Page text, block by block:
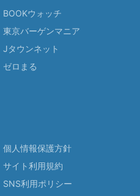
BOOKウォッチ
東京バーゲンマニア
Jタウンネット
ゼロまる
個人情報保護方針
サイト利用規約
SNS利用ポリシー